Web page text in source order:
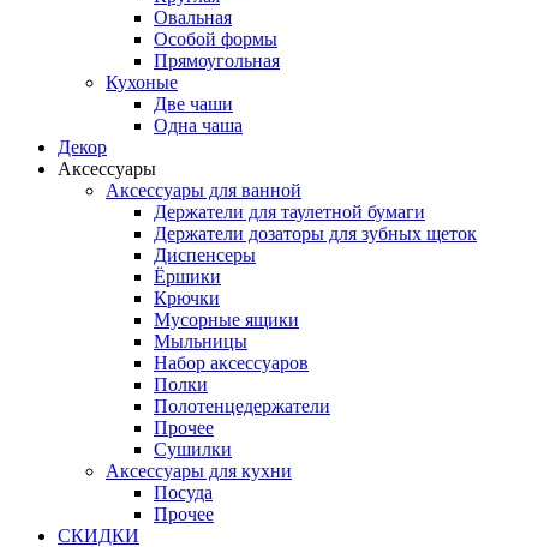
Овальная
Особой формы
Прямоугольная
Кухоные
Две чаши
Одна чаша
Декор
Аксессуары
Аксессуары для ванной
Держатели для таулетной бумаги
Держатели дозаторы для зубных щеток
Диспенсеры
Ёршики
Крючки
Мусорные ящики
Мыльницы
Набор аксессуаров
Полки
Полотенцедержатели
Прочее
Сушилки
Аксессуары для кухни
Посуда
Прочее
СКИДКИ